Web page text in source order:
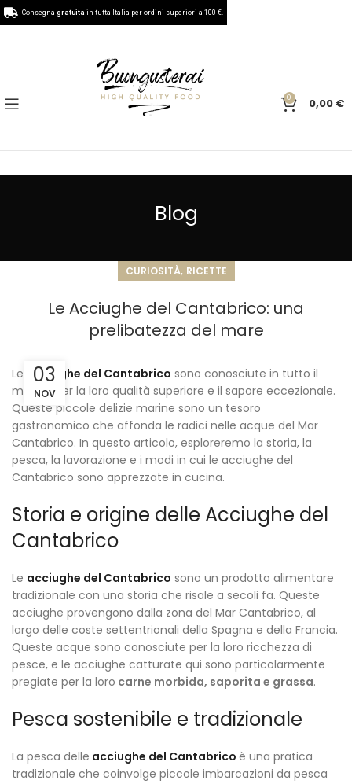
0 0,00 €
Blog
CURIOSITÀ, RICETTE
Le Acciughe del Cantabrico: una
prelibatezza del mare
03
NOV
Le acciughe del Cantabrico sono conosciute in tutto il
mondo per la loro qualità superiore e il sapore eccezionale.
Queste piccole delizie marine sono un tesoro
gastronomico che affonda le radici nelle acque del Mar
Cantabrico. In questo articolo, esploreremo la storia, la
pesca, la lavorazione e i modi in cui le acciughe del
Cantabrico sono apprezzate in cucina.
Storia e origine delle Acciughe del
Cantabrico
Le acciughe del Cantabrico sono un prodotto alimentare
tradizionale con una storia che risale a secoli fa. Queste
acciughe provengono dalla zona del Mar Cantabrico, al
largo delle coste settentrionali della Spagna e della Francia.
Queste acque sono conosciute per la loro ricchezza di
pesce, e le acciughe catturate qui sono particolarmente
pregiate per la loro carne morbida, saporita e grassa.
Pesca sostenibile e tradizionale
La pesca delle acciughe del Cantabrico è una pratica
tradizionale che coinvolge piccole imbarcazioni da pesca
Consegna gratuita in tutta Italia per ordini superiori a 100 €.